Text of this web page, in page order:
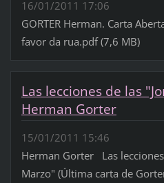
16/01/2011 17:06
GORTER Herman. Carta
favor da rua.pdf (7,6 MB)
Las lecciones de las
Herman Gorter
15/01/2011 15:46
Herman Gorter Las
Marzo" (Última carta de